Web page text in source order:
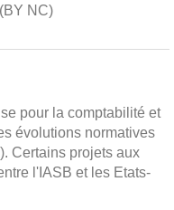
NC)
pour la comptabilité et
évolutions normatives
Certains projets aux
l'IASB et les Etats-